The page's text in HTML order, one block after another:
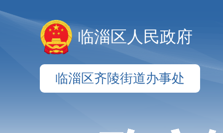
临淄区人民政府
临淄区齐陵街道办事处